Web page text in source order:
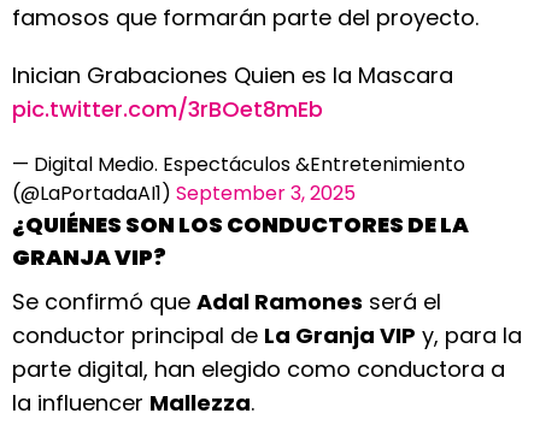
famosos que formarán parte del proyecto.
Inician Grabaciones Quien es la Mascara
pic.twitter.com/3rBOet8mEb
— Digital Medio. Espectáculos &Entretenimiento
(@LaPortadaAI1) September 3, 2025
¿QUIÉNES SON LOS CONDUCTORES DE LA
GRANJA VIP?
Se confirmó que Adal Ramones será el
conductor principal de La Granja VIP y, para la
parte digital, han elegido como conductora a
la influencer Mallezza.